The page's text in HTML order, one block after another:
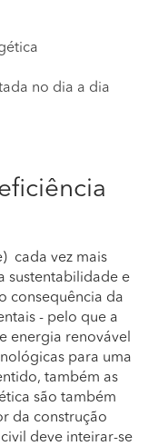
no dia a dia
cada vez mais
sustentabilidade e
consequência da
- pelo que a
energia renovável
para uma
também as
são também
da construção
deve inteirar-se